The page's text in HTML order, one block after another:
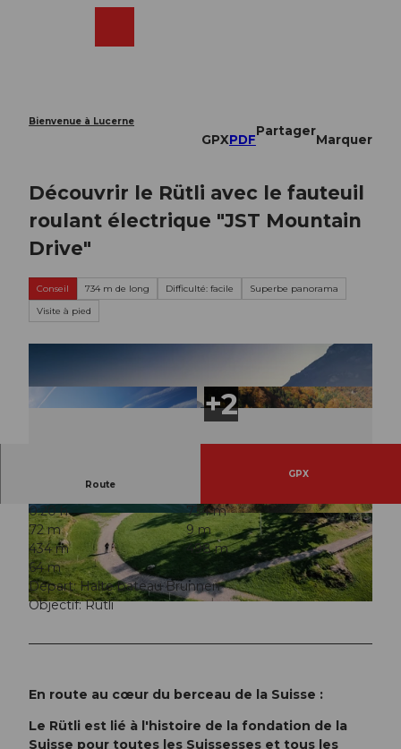
Bienvenue à Lucerne
GPXPDF
Partager
Marquer
Découvrir le Rütli avec le fauteuil
roulant électrique "JST Mountain
Drive"
Conseil 734 m de long Difficulté: facile
Superbe panorama
Visite à pied
© Marc Risi, Wiege der Schweiz |
© Erlebnisregion Mythen, Erlebnisregion Mythe
n
© Erlebnisregion Mythen, Erlebnisregion Mythe
n
Route
GPX
0:20 h
734 m
72 m
9 m
434 m
498 m
64 m
Départ: Halte bateau Brunnen
Objectif: Rütli
En route au cœur du berceau de la Suisse :
Le Rütli est lié à l'histoire de la fondation de la
Suisse pour toutes les Suissesses et tous les